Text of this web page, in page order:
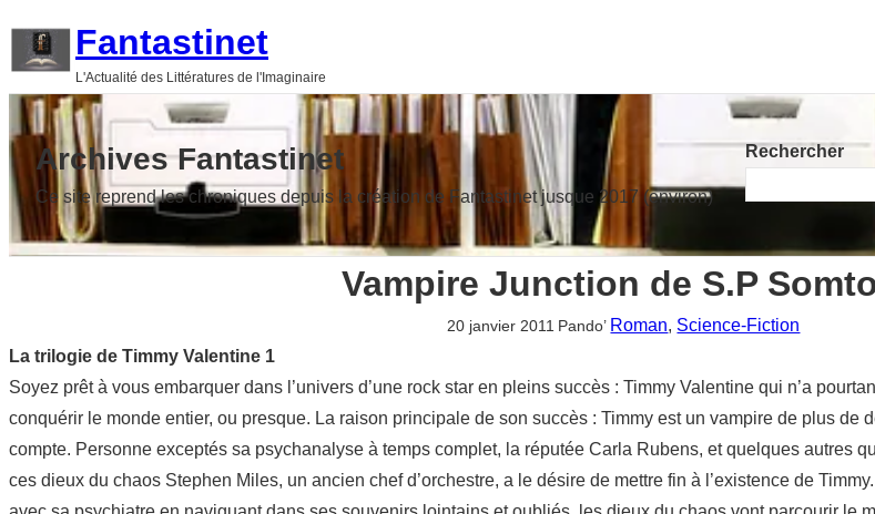
Fantastinet
L'Actualité des Littératures de l'Imaginaire
Archives Fantastinet
Ce site reprend les chroniques depuis la création de Fantastinet jusque 2017 (environ)
Rechercher
Vampire Junction de S.P
20 janvier 2011 Pando’ Roman, Science-Fiction
La trilogie de Timmy Valentine 1
Soyez prêt à vous embarquer dans l’univers d’une rock star en pleins succès : Timmy Valentine qui n’a
conquérir le monde entier, ou presque. La raison principale de son succès : Timmy est un vampire de plus de
compte. Personne exceptés sa psychanalyse à temps complet, la réputée Carla Rubens, et quelques autres
ces dieux du chaos Stephen Miles, un ancien chef d’orchestre, a le désire de mettre fin à l’existence de